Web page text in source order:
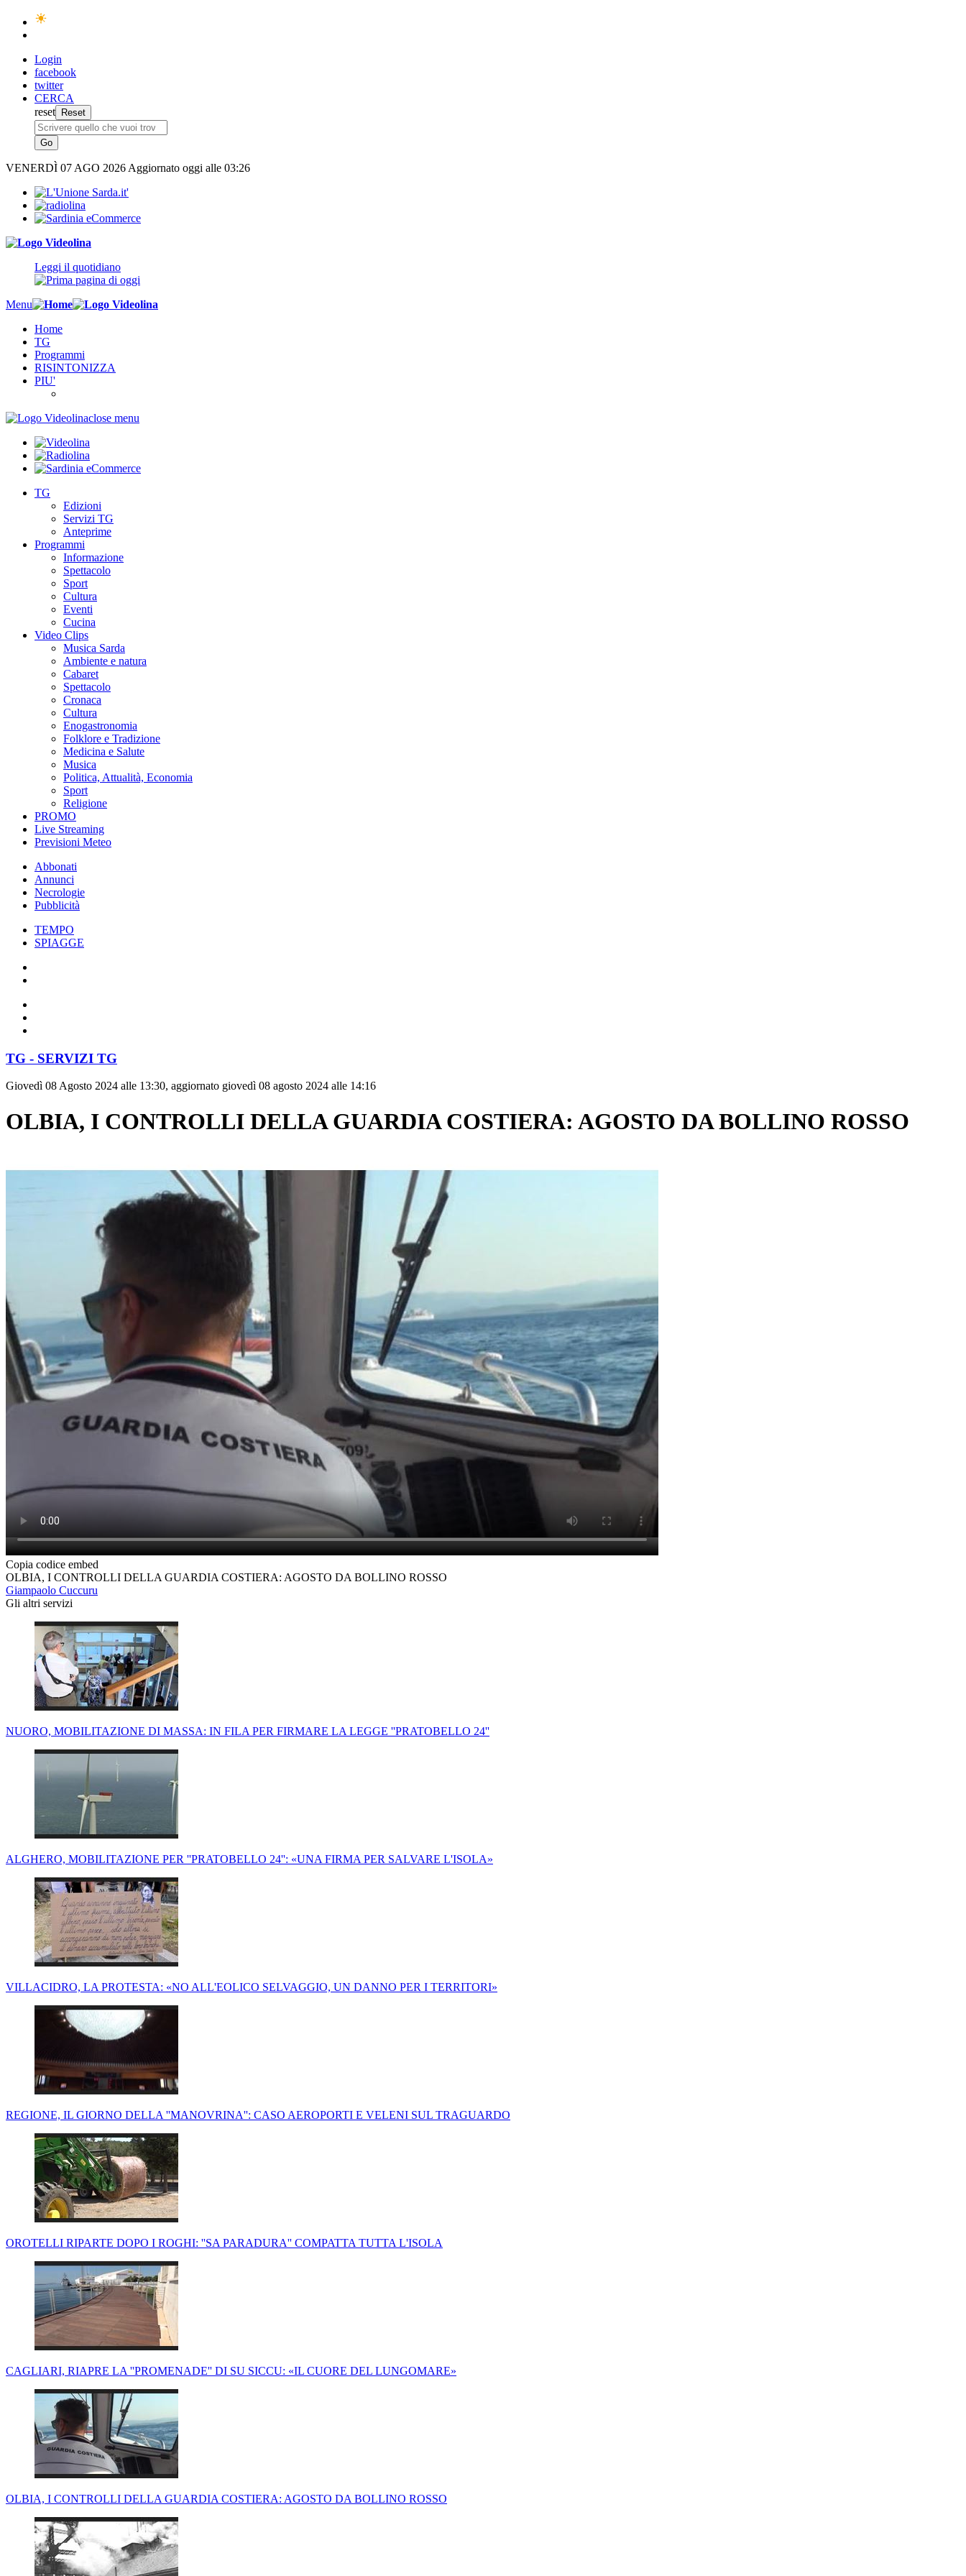
Login
facebook
twitter
CERCA
reset
VENERDÌ 07 AGO 2026 Aggiornato oggi alle 03:26
Leggi il quotidiano
Menu
Home
TG
Programmi
RISINTONIZZA
PIU'
close menu
TG
Edizioni
Servizi TG
Anteprime
Programmi
Informazione
Spettacolo
Sport
Cultura
Eventi
Cucina
Video Clips
Musica Sarda
Ambiente e natura
Cabaret
Spettacolo
Cronaca
Cultura
Enogastronomia
Folklore e Tradizione
Medicina e Salute
Musica
Politica, Attualità, Economia
Sport
Religione
PROMO
Live Streaming
Previsioni Meteo
Abbonati
Annunci
Necrologie
Pubblicità
TEMPO
SPIAGGE
TG - SERVIZI TG
Giovedì 08 Agosto 2024 alle 13:30, aggiornato giovedì 08 agosto 2024 alle 14:16
OLBIA, I CONTROLLI DELLA GUARDIA COSTIERA: AGOSTO DA BOLLINO ROSSO
Copia codice embed
OLBIA, I CONTROLLI DELLA GUARDIA COSTIERA: AGOSTO DA BOLLINO ROSSO
Giampaolo Cuccuru
Gli altri servizi
NUORO, MOBILITAZIONE DI MASSA: IN FILA PER FIRMARE LA LEGGE ''PRATOBELLO 24''
ALGHERO, MOBILITAZIONE PER ''PRATOBELLO 24'': «UNA FIRMA PER SALVARE L'ISOLA»
VILLACIDRO, LA PROTESTA: «NO ALL'EOLICO SELVAGGIO, UN DANNO PER I TERRITORI»
REGIONE, IL GIORNO DELLA ''MANOVRINA'': CASO AEROPORTI E VELENI SUL TRAGUARDO
OROTELLI RIPARTE DOPO I ROGHI: ''SA PARADURA'' COMPATTA TUTTA L'ISOLA
CAGLIARI, RIAPRE LA ''PROMENADE'' DI SU SICCU: «IL CUORE DEL LUNGOMARE»
OLBIA, I CONTROLLI DELLA GUARDIA COSTIERA: AGOSTO DA BOLLINO ROSSO